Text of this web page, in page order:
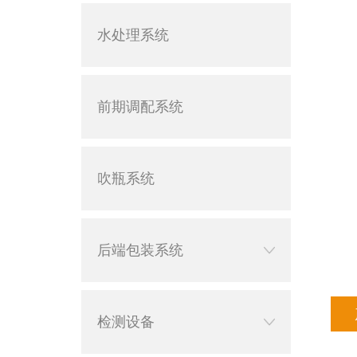
水处理系统
前期调配系统
吹瓶系统
后端包装系统
检测设备